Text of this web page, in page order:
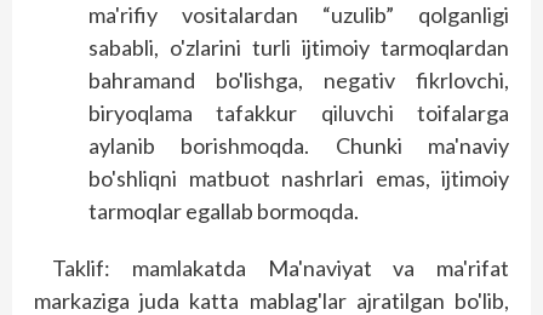
ma'rifiy vositalardan “uzulib” qolganligi
sababli, o'zlarini turli ijtimoiy tarmoqlardan
bahramand bo'lishga, negativ fikrlovchi,
biryoqlama tafakkur qiluvchi toifalarga
aylanib borishmoqda. Chunki ma'naviy
bo'shliqni matbuot nashrlari emas, ijtimoiy
tarmoqlar egallab bormoqda.
Taklif: mamlakatda Ma'naviyat va ma'rifat
markaziga juda katta mab­lag'lar ajratilgan bo'lib,